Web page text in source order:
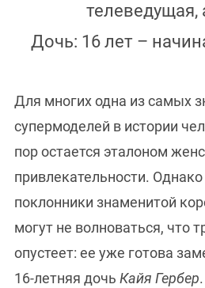
телеведущая,
Дочь: 16 лет –
Для многих одна из самых
супермоделей в истории
пор остается эталоном
привлекательности.
поклонники знаменитой
могут не волноваться, что
опустеет: ее уже готова
16-летняя дочь Кайя Гербер.